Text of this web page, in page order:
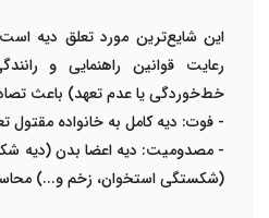
این شایع‌ترین مورد تعلق دیه
رعایت قوانین راهنمایی و
خط‌خوردگی یا عدم تعهد) باعث
- فوت: دیه کامل به خانواده مقتول
-مصدومیت: دیه اعضا بدن (دیه
(شکستگی استخوان، زخم و...)